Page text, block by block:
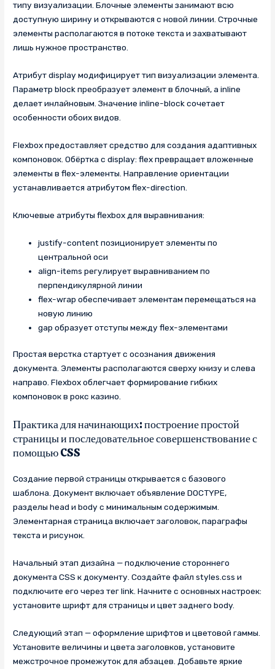
типу визуализации. Блочные элементы занимают всю
доступную ширину и открываются с новой линии. Строчные
элементы располагаются в потоке текста и захватывают
лишь нужное пространство.
Атрибут display модифицирует тип визуализации элемента.
Параметр block преобразует элемент в блочный, а inline
делает инлайновым. Значение inline-block сочетает
особенности обоих видов.
Flexbox предоставляет средство для создания адаптивных
компоновок. Обёртка с display: flex превращает вложенные
элементы в flex-элементы. Направление ориентации
устанавливается атрибутом flex-direction.
Ключевые атрибуты flexbox для выравнивания:
justify-content позиционирует элементы по
центральной оси
align-items регулирует выравниванием по
перпендикулярной линии
flex-wrap обеспечивает элементам перемещаться на
новую линию
gap образует отступы между flex-элементами
Простая верстка стартует с осознания движения
документа. Элементы располагаются сверху книзу и слева
направо. Flexbox облегчает формирование гибких
компоновок в рокс казино.
Практика для начинающих: построение простой
страницы и последовательное совершенствование с
помощью CSS
Создание первой страницы открывается с базового
шаблона. Документ включает объявление DOCTYPE,
разделы head и body с минимальным содержимым.
Элементарная страница включает заголовок, параграфы
текста и рисунок.
Начальный этап дизайна — подключение стороннего
документа CSS к документу. Создайте файл styles.css и
подключите его через тег link. Начните с основных настроек:
установите шрифт для страницы и цвет заднего body.
Следующий этап — оформление шрифтов и цветовой гаммы.
Установите величины и цвета заголовков, установите
межстрочное промежуток для абзацев. Добавьте яркие